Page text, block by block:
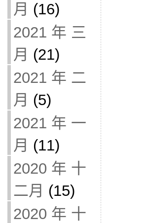
月 (16)
2021 年 三
月 (21)
2021 年 二
月 (5)
2021 年 一
月 (11)
2020 年 十
二月 (15)
2020 年 十